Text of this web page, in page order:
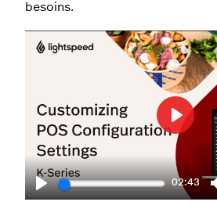
besoins.
Play
02:43
Play